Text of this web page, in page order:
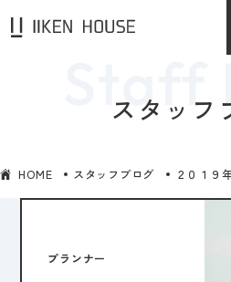
スタッフ
HOME スタッフブログ ２０１９
プランナー